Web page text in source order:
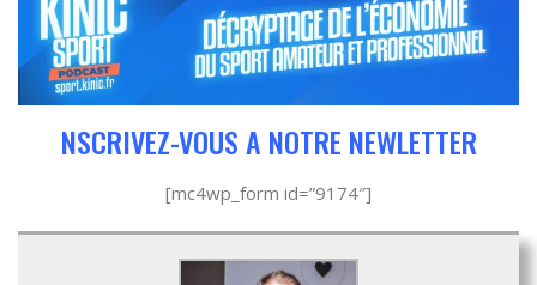
NSCRIVEZ-VOUS A NOTRE NEWLETTER
[mc4wp_form id=”9174″]